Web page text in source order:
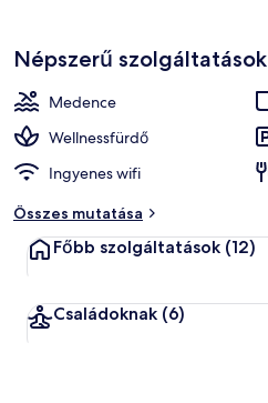
Népszerű szolgáltatások
Medence
Wellnessfürdő
Ingyenes wifi
Összes mutatása
Főbb szolgáltatások (12)
Családoknak (6)